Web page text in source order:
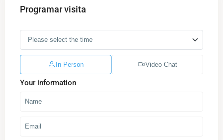
Programar visita
In Person Video Chat
Your information